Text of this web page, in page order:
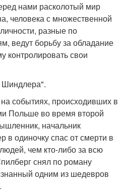
нами расколотый мир
человека с множественной
разные по
ведут борьбу за обладание
контролировать свои
Шиндлера".
событиях, происходивших в
Польше во время второй
начальник
в одиночку спас от смерти в
чем кто-либо за всю
снял по роману
одним из шедевров